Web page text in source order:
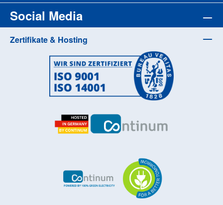
Social Media
Zertifikate & Hosting